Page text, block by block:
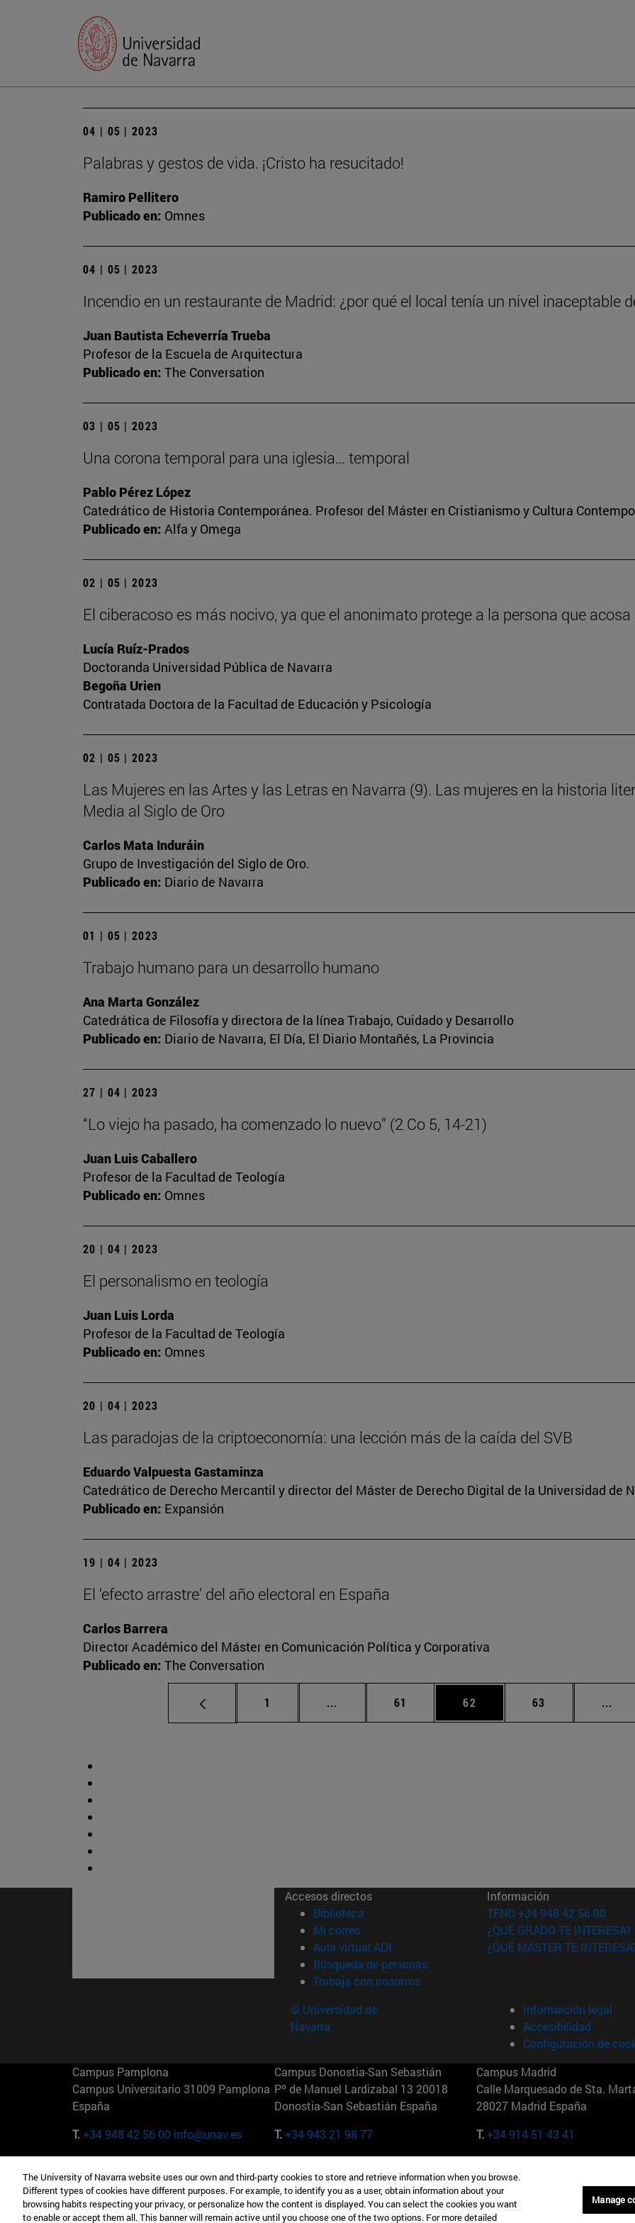
04 | 05 | 2023
Palabras y gestos de vida. ¡Cristo ha resucitado!
Ramiro Pellitero
Publicado en: Omnes
04 | 05 | 2023
Incendio en un restaurante de Madrid: ¿por qué el local tenía un nivel inaceptable
Juan Bautista Echeverría Trueba
Profesor de la Escuela de Arquitectura
Publicado en: The Conversation
03 | 05 | 2023
Una corona temporal para una iglesia… temporal
Pablo Pérez López
Catedrático de Historia Contemporánea. Profesor del Máster en Cristianismo y Cultura
Publicado en: Alfa y Omega
02 | 05 | 2023
El ciberacoso es más nocivo, ya que el anonimato protege a la persona que acosa
Lucía Ruíz-Prados
Doctoranda Universidad Pública de Navarra
Begoña Urien
Contratada Doctora de la Facultad de Educación y Psicología
02 | 05 | 2023
Las Mujeres en las Artes y las Letras en Navarra (9). Las mujeres en la historia
Media al Siglo de Oro
Carlos Mata Induráin
Grupo de Investigación del Siglo de Oro.
Publicado en: Diario de Navarra
01 | 05 | 2023
Trabajo humano para un desarrollo humano
Ana Marta González
Catedrática de Filosofía y directora de la línea Trabajo, Cuidado y Desarrollo
Publicado en: Diario de Navarra, El Día, El Diario Montañés, La Provincia
27 | 04 | 2023
“Lo viejo ha pasado, ha comenzado lo nuevo” (2 Co 5, 14-21)
Juan Luis Caballero
Profesor de la Facultad de Teología
Publicado en: Omnes
20 | 04 | 2023
El personalismo en teología
Juan Luis Lorda
Profesor de la Facultad de Teología
Publicado en: Omnes
20 | 04 | 2023
Las paradojas de la criptoeconomía: una lección más de la caída del SVB
Eduardo Valpuesta Gastaminza
Catedrático de Derecho Mercantil y director del Máster de Derecho Digital de la Universidad de
Publicado en: Expansión
19 | 04 | 2023
El ‘efecto arrastre’ del año electoral en España
Carlos Barrera
Director Académico del Máster en Comunicación Política y Corporativa
Publicado en: The Conversation
Página
1 ... Páginas intermedias Use TAB para desplazarse.
Página
61 Página
62 Página
63 ...
Accesos directos
Biblioteca (abre en nueva ventana)
Mi correo(abre en nueva ventana)
Aula virtual ADI (abre en nueva ventana)
Búsqueda de personas(abre en nueva ventana)
Trabaja con nosotros(abre en nueva ventana)
Información
TFNO +34 948 42 56 00
¿QUÉ GRADO TE INTERESA?
¿QUÉ MÁSTER TE
© Universidad de
Navarra
Información legal
Accesibilidad
Configuración de
Campus Pamplona
Campus Universitario 31009 Pamplona
España
T.+34 948 42 56 00 info@unav.es
Campus Donostia-San Sebastián
Pº de Manuel Lardizabal 13 20018
Donostia-San Sebastián España
T.+34 943 21 98 77
Campus Madrid
Calle Marquesado de Sta.
28027 Madrid España
T.+34 914 51 43 41
Camino del Cerro Águila 3 28023
Madrid España
165 W 57th St 10019-2201 Nueva York
EE.UU
Maria-Theresia-Straße 15 81675
Múnich Alemania
The University of Navarra website uses our own and third-party cookies to store and retrieve information when you browse.
Different types of cookies have different purposes. For example, to identify you as a user, obtain information about your
browsing habits respecting your privacy, or personalize how the content is displayed. You can select the cookies you want
to enable or accept them all. This banner will remain active until you choose one of the two options. For more detailed
Manage